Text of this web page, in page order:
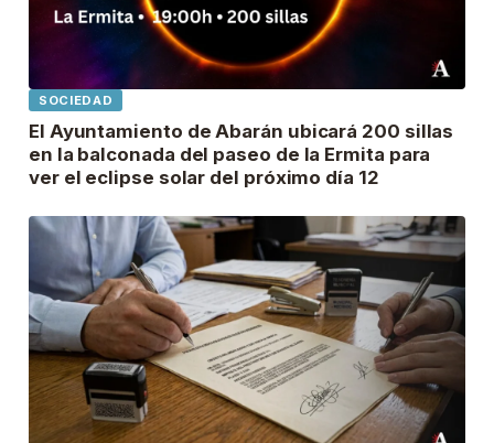
SOCIEDAD
El Ayuntamiento de Abarán ubicará 200 sillas
en la balconada del paseo de la Ermita para
ver el eclipse solar del próximo día 12